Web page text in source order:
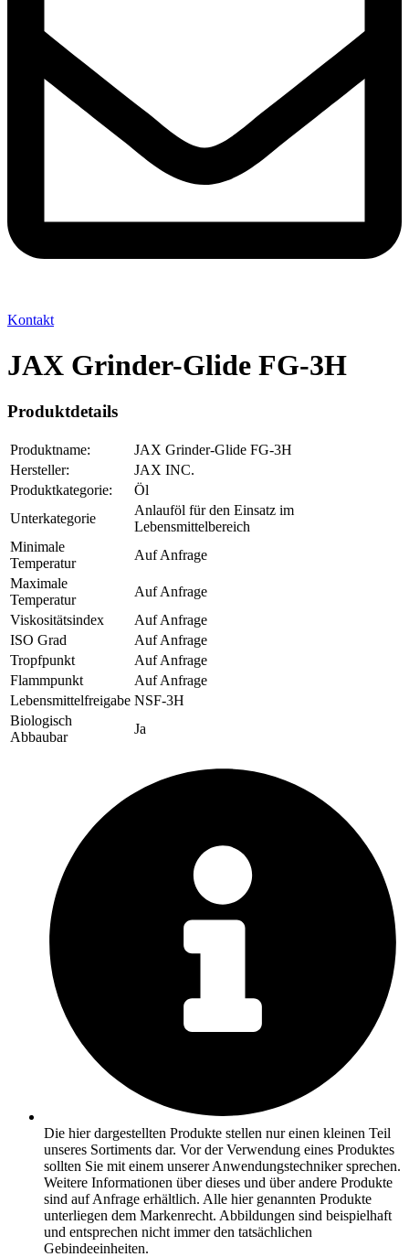
Kontakt
JAX Grinder-Glide FG-3H
Produktdetails
Produktname:
JAX Grinder-Glide FG-3H
Hersteller:
JAX INC.
Produktkategorie:
Öl
Unterkategorie
Anlauföl für den Einsatz im
Lebensmittelbereich
Minimale
Temperatur
Auf Anfrage
Maximale
Temperatur
Auf Anfrage
Viskositätsindex
Auf Anfrage
ISO Grad
Auf Anfrage
Tropfpunkt
Auf Anfrage
Flammpunkt
Auf Anfrage
Lebensmittelfreigabe NSF-3H
Biologisch
Abbaubar
Ja
Die hier dargestellten Produkte stellen nur einen kleinen Teil
unseres Sortiments dar. Vor der Verwendung eines Produktes
sollten Sie mit einem unserer Anwendungstechniker sprechen.
Weitere Informationen über dieses und über andere Produkte
sind auf Anfrage erhältlich. Alle hier genannten Produkte
unterliegen dem Markenrecht. Abbildungen sind beispielhaft
und entsprechen nicht immer den tatsächlichen
Gebindeeinheiten.